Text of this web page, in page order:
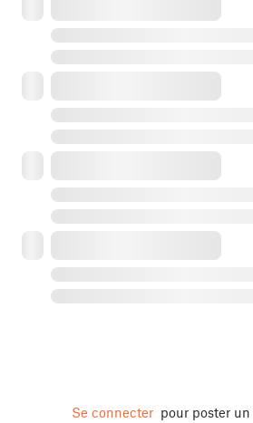
Se connecter pour poster